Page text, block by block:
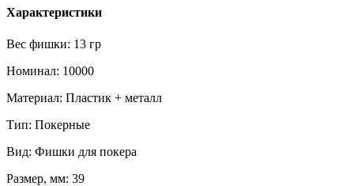
Характеристики
Вес фишки: 13 гр
Номинал: 10000
Материал: Пластик + металл
Тип: Покерные
Вид: Фишки для покера
Размер, мм: 39